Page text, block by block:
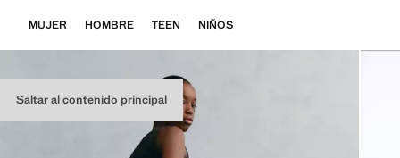
Saltar al contenido principal
MUJER HOMBRE TEEN NIÑOS